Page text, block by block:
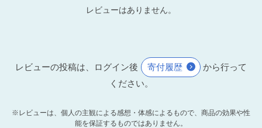
レビューはありません。
レビューの投稿は、ログイン後 寄付履歴
から行って
ください。
※レビューは、個人の主観による感想・体感によるもので、商品の効果や性
能を保証するものではありません。